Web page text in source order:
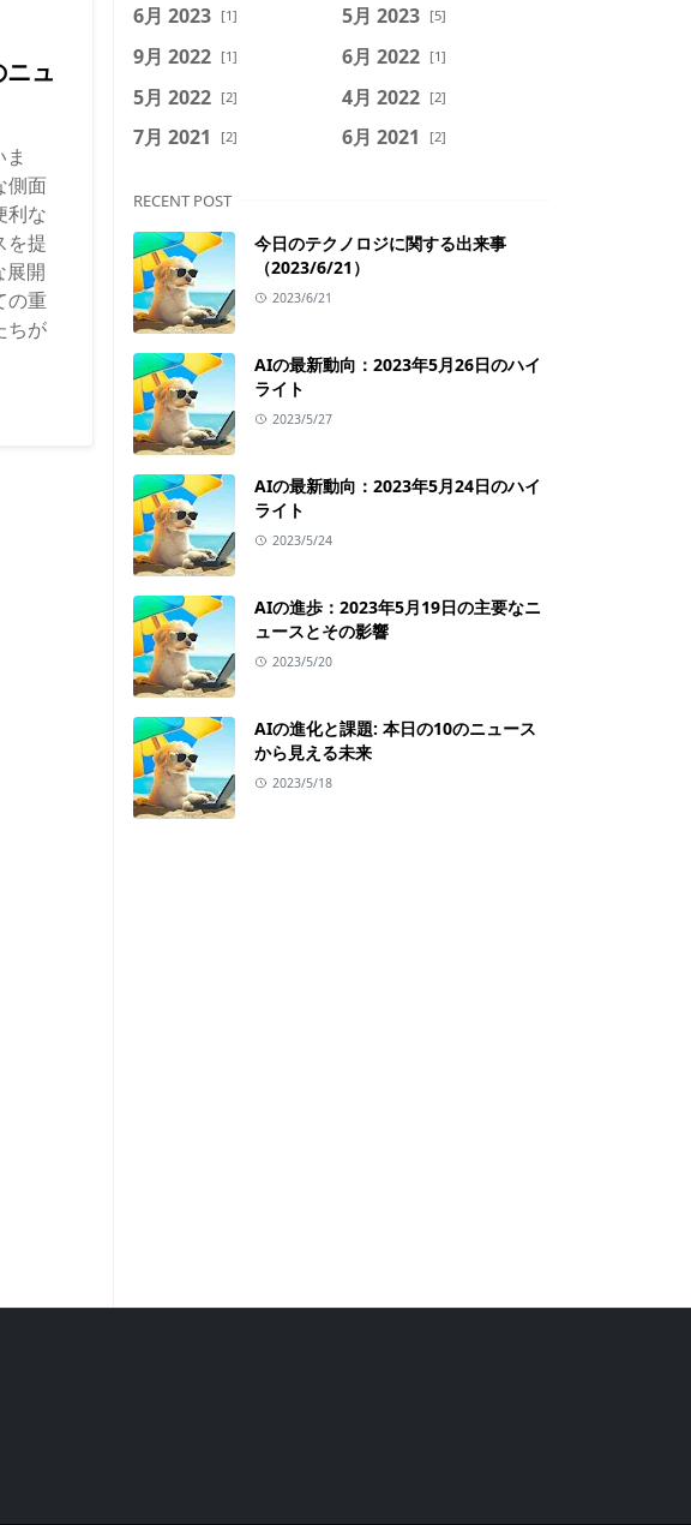
ュ
側面
利な
を提
展開
の重
ちが
6月 2023 [1] 5月 2023 [5]
9月 2022 [1] 6月 2022 [1]
5月 2022 [2] 4月 2022 [2]
7月 2021 [2] 6月 2021 [2]
RECENT POST
今日のテクノロジに関する出来事
（2023/6/21）
2023/6/21
AIの最新動向：2023年5月26日のハイ
ライト
2023/5/27
AIの最新動向：2023年5月24日のハイ
ライト
2023/5/24
AIの進歩：2023年5月19日の主要なニ
ュースとその影響
2023/5/20
AIの進化と課題: 本日の10のニュース
から見える未来
2023/5/18